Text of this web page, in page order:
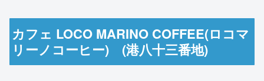
カフェ LOCO MARINO COFFEE(ロコマ
リーノコーヒー) (港八十三番地)